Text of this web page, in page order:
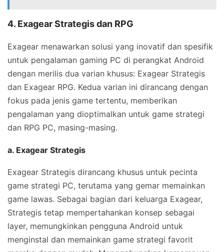
4. Exagear Strategis dan RPG
Exagear menawarkan solusi yang inovatif dan spesifik
untuk pengalaman gaming PC di perangkat Android
dengan merilis dua varian khusus: Exagear Strategis
dan Exagear RPG. Kedua varian ini dirancang dengan
fokus pada jenis game tertentu, memberikan
pengalaman yang dioptimalkan untuk game strategi
dan RPG PC, masing-masing.
a. Exagear Strategis
Exagear Strategis dirancang khusus untuk pecinta
game strategi PC, terutama yang gemar memainkan
game lawas. Sebagai bagian dari keluarga Exagear,
Strategis tetap mempertahankan konsep sebagai
layer, memungkinkan pengguna Android untuk
menginstal dan memainkan game strategi favorit